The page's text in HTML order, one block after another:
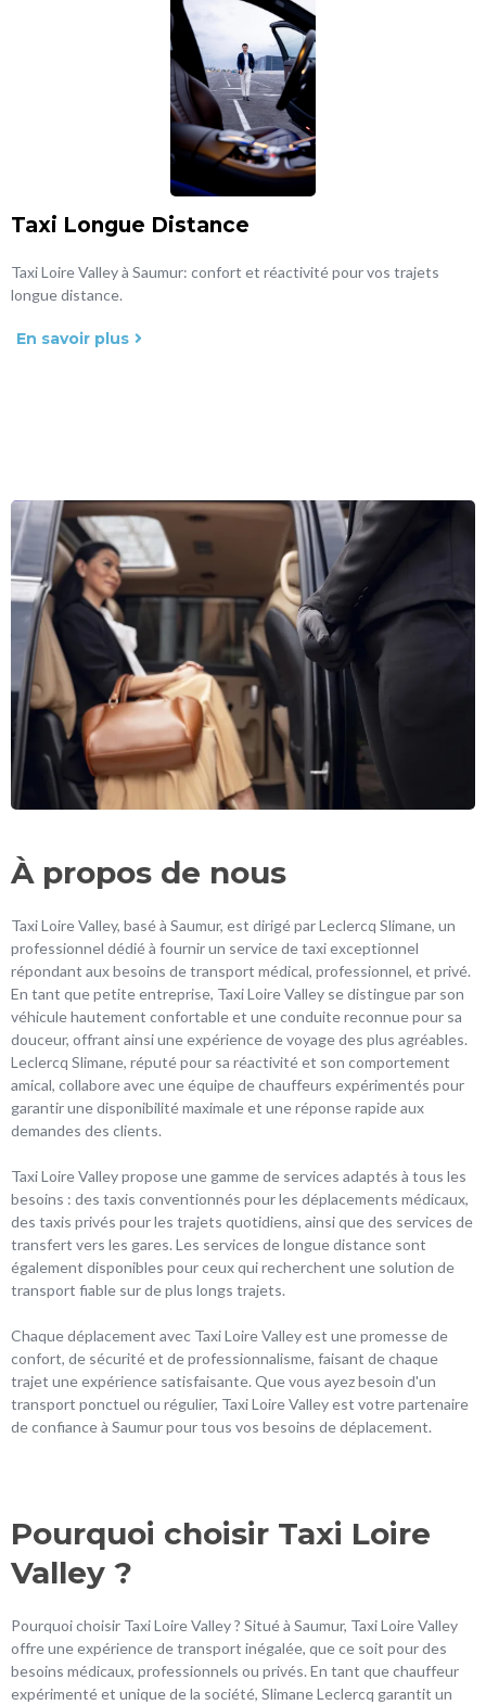
Taxi Longue Distance
Taxi Loire Valley à Saumur: confort et réactivité pour vos trajets
longue distance.
En savoir plus
À propos de nous
Taxi Loire Valley, basé à Saumur, est dirigé par Leclercq Slimane, un
professionnel dédié à fournir un service de taxi exceptionnel
répondant aux besoins de transport médical, professionnel, et privé.
En tant que petite entreprise, Taxi Loire Valley se distingue par son
véhicule hautement confortable et une conduite reconnue pour sa
douceur, offrant ainsi une expérience de voyage des plus agréables.
Leclercq Slimane, réputé pour sa réactivité et son comportement
amical, collabore avec une équipe de chauffeurs expérimentés pour
garantir une disponibilité maximale et une réponse rapide aux
demandes des clients.
Taxi Loire Valley propose une gamme de services adaptés à tous les
besoins : des taxis conventionnés pour les déplacements médicaux,
des taxis privés pour les trajets quotidiens, ainsi que des services de
transfert vers les gares. Les services de longue distance sont
également disponibles pour ceux qui recherchent une solution de
transport fiable sur de plus longs trajets.
Chaque déplacement avec Taxi Loire Valley est une promesse de
confort, de sécurité et de professionnalisme, faisant de chaque
trajet une expérience satisfaisante. Que vous ayez besoin d'un
transport ponctuel ou régulier, Taxi Loire Valley est votre partenaire
de confiance à Saumur pour tous vos besoins de déplacement.
Pourquoi choisir Taxi Loire
Valley ?
Pourquoi choisir Taxi Loire Valley ? Situé à Saumur, Taxi Loire Valley
offre une expérience de transport inégalée, que ce soit pour des
besoins médicaux, professionnels ou privés. En tant que chauffeur
expérimenté et unique de la société, Slimane Leclercq garantit un